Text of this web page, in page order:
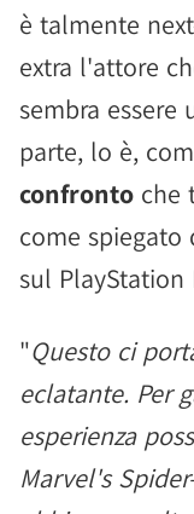
è talmente
extra l'attore
sembra essere
parte, lo è,
confronto che
come spiegato
sul PlayStation
"Questo ci
eclatante. Per
esperienza
Marvel's